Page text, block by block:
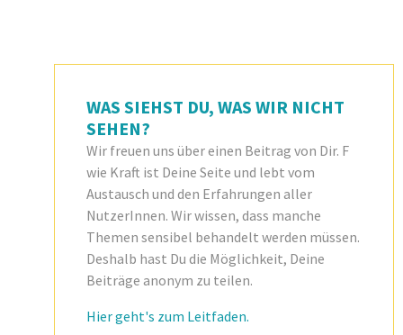
WAS SIEHST DU, WAS WIR NICHT
SEHEN?
Wir freuen uns über einen Beitrag von Dir. F
wie Kraft ist Deine Seite und lebt vom
Austausch und den Erfahrungen aller
NutzerInnen. Wir wissen, dass manche
Themen sensibel behandelt werden müssen.
Deshalb hast Du die Möglichkeit, Deine
Beiträge anonym zu teilen.
Hier geht's zum Leitfaden.